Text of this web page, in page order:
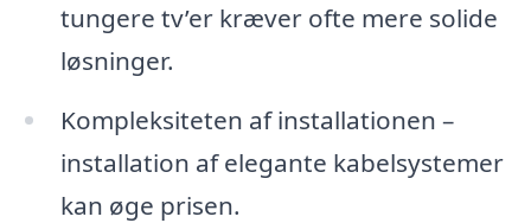
tungere tv’er kræver ofte mere solide
løsninger.
Kompleksiteten af installationen –
installation af elegante kabelsystemer
kan øge prisen.